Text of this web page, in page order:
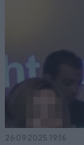
26·09·2025 19:16